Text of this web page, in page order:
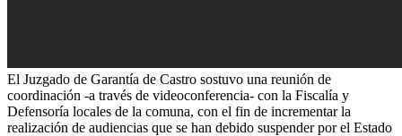
El Juzgado de Garantía de Castro sostuvo una reunión de
coordinación -a través de videoconferencia- con la Fiscalía y
Defensoría locales de la comuna, con el fin de incrementar la
realización de audiencias que se han debido suspender por el Estado